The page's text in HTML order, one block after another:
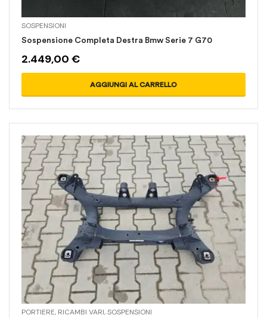
SOSPENSIONI
Sospensione Completa Destra Bmw Serie 7 G70
2.449,00 €
AGGIUNGI AL CARRELLO
PORTIERE, RICAMBI VARI,SOSPENSIONI